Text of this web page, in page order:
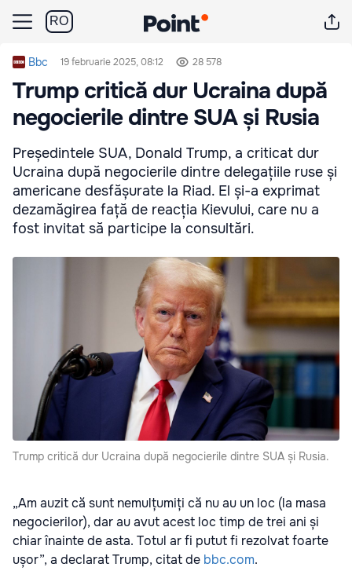
RO
Bbc 19 februarie 2025, 08:12 28 578
Trump critică dur Ucraina după
negocierile dintre SUA și Rusia
Președintele SUA, Donald Trump, a criticat dur
Ucraina după negocierile dintre delegațiile ruse și
americane desfășurate la Riad. El și-a exprimat
dezamăgirea față de reacția Kievului, care nu a
fost invitat să participe la consultări.
Trump critică dur Ucraina după negocierile dintre SUA și Rusia.
„Am auzit că sunt nemulțumiți că nu au un loc (la masa
negocierilor), dar au avut acest loc timp de trei ani și
chiar înainte de asta. Totul ar fi putut fi rezolvat foarte
ușor”, a declarat Trump, citat de bbc.com.